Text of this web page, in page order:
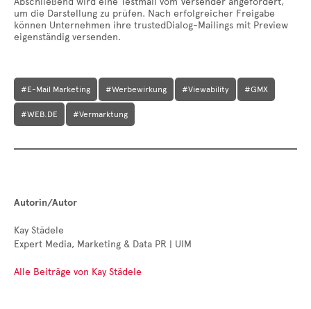
um die Darstellung zu prüfen. Nach erfolgreicher Freigabe
können Unternehmen ihre trustedDialog-Mailings mit Preview
eigenständig versenden.
#E-Mail Marketing #Werbewirkung #Viewability #GMX
#WEB.DE #Vermarktung
Autorin/Autor
Kay Städele
Expert Media, Marketing & Data PR | UIM
Alle Beiträge von Kay Städele